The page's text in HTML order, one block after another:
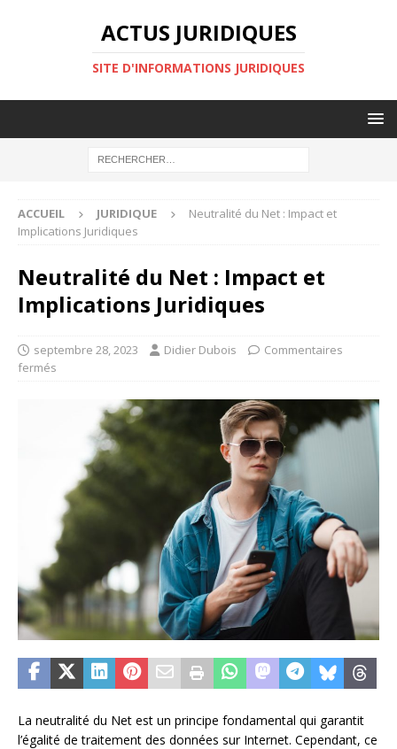
ACTUS JURIDIQUES
SITE D'INFORMATIONS JURIDIQUES
ACCUEIL JURIDIQUE
Neutralité du Net : Impact et
Implications Juridiques
Neutralité du Net : Impact et
Implications Juridiques
septembre 28, 2023 Didier Dubois
Commentaires
fermés
La neutralité du Net est un principe fondamental qui garantit
l’égalité de traitement des données sur Internet. Cependant, ce